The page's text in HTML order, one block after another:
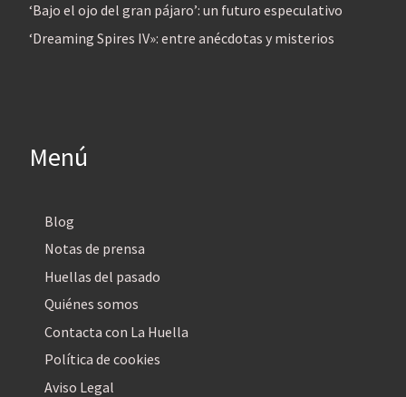
‘Bajo el ojo del gran pájaro’: un futuro especulativo
‘Dreaming Spires IV»: entre anécdotas y misterios
Menú
Blog
Notas de prensa
Huellas del pasado
Quiénes somos
Contacta con La Huella
Política de cookies
Aviso Legal